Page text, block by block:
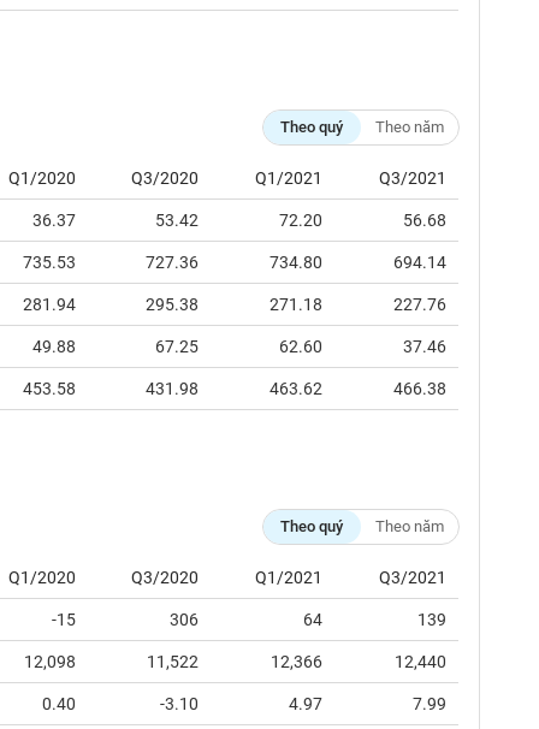
Theo quý Theo năm
Q1/2020 Q3/2020 Q1/2021 Q3/2021
36.37 53.42 72.20 56.68
735.53 727.36 734.80 694.14
281.94 295.38 271.18 227.76
49.88 67.25 62.60 37.46
453.58 431.98 463.62 466.38
Theo quý Theo năm
Q1/2020 Q3/2020 Q1/2021 Q3/2021
-15 306 64 139
12,098 11,522 12,366 12,440
0.40 -3.10 4.97 7.99